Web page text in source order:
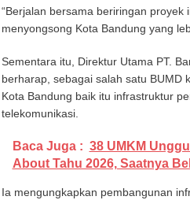
“Berjalan bersama beriringan
menyongsong Kota Bandung yang
Sementara itu, Direktur Utama PT.
berharap, sebagai salah satu BUMD
Kota Bandung baik itu infrastruktur
telekomunikasi.
Baca Juga : 38 UMKM
About Tahu 2026, Saatnya
Ia mengungkapkan pembangunan